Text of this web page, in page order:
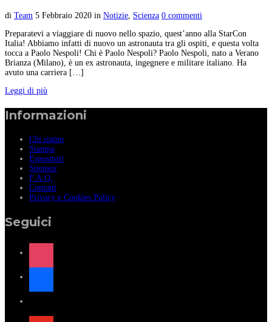
di Team 5 Febbraio 2020 in Notizie, Scienza 0 commenti
Preparatevi a viaggiare di nuovo nello spazio, quest’anno alla StarCon
Italia! Abbiamo infatti di nuovo un astronauta tra gli ospiti, e questa volta
tocca a Paolo Nespoli! Chi è Paolo Nespoli? Paolo Nespoli, nato a Verano
Brianza (Milano), è un ex astronauta, ingegnere e militare italiano. Ha
avuto una carriera […]
Leggi di più
Informazioni
Chi siamo
Stampa
Espositori
Sponsor
F.A.Q.
Contatti
Privacy e Cookies Policy
Seguici
instagram
facebook
x
youtube